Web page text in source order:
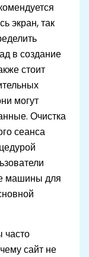
экран, так
в создание
стоит
могут
Очистка
сеанса
машины для
часто
сайт не